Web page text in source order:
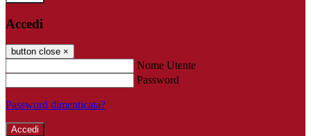
Accedi
button close ×
Nome Utente
Password
Password dimenticata?